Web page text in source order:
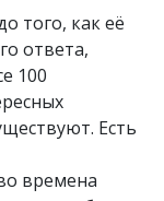
того, как её
ответа,
100
Есть
времена